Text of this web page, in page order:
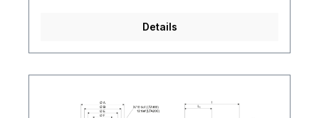
Details